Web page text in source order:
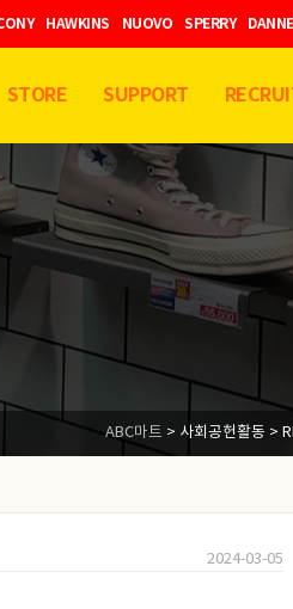
HAWKINS NUOVO SPERRY
STORE SUPPORT
ABC마트 > 사회공헌활동 >
2024-03-05